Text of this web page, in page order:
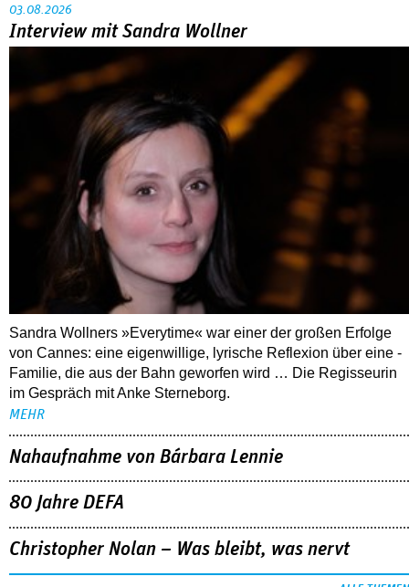
03.08.2026
Interview mit Sandra Wollner
Sandra Wollners »Everytime« war einer der großen Erfolge
von Cannes: eine eigenwillige, lyrische Reflexion über eine ­
Familie, die aus der Bahn geworfen wird … Die Regisseurin
im Gespräch mit Anke Sterneborg.
MEHR
Nahaufnahme von Bárbara Lennie
80 Jahre DEFA
Christopher Nolan – Was bleibt, was nervt